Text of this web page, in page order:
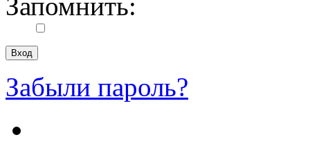
Забыли пароль?